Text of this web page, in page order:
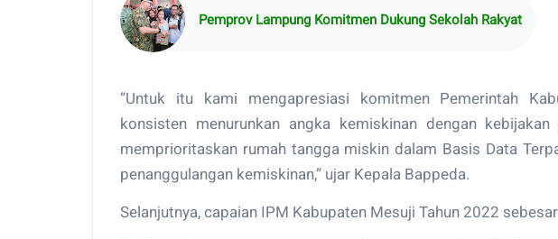
Pemprov Lampung Komitmen Dukung Sekolah Rakyat
“Untuk itu kami mengapresiasi komitmen Pemerintah
konsisten menurunkan angka kemiskinan dengan
memprioritaskan rumah tangga miskin dalam Basis Data
penanggulangan kemiskinan,” ujar Kepala Bappeda.
Selanjutnya, capaian IPM Kabupaten Mesuji Tahun 2022